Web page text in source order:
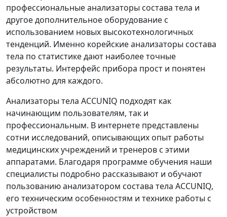
профессиональные анализаторы состава тела и
другое дополнительное оборудование с
использованием новых высокотехнологичных
тенденций. Именно корейские анализаторы состава
тела по статистике дают наиболее точные
результаты. Интерфейс прибора прост и понятен
абсолютно для каждого.
Анализаторы тела ACCUNIQ подходят как
начинающим пользователям, так и
профессиональным. В интернете представлены
сотни исследований, описывающих опыт работы
медицинских учреждений и тренеров с этими
аппаратами. Благодаря программе обучения наши
специалисты подробно рассказывают и обучают
пользованию анализатором состава тела ACCUNIQ,
его техническим особенностям и технике работы с
устройством